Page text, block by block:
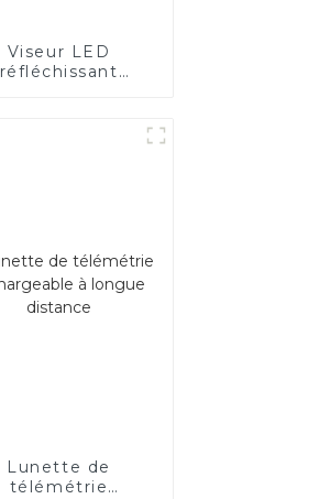
Viseur LED
réfléchissant
Lunette de
télémétrie